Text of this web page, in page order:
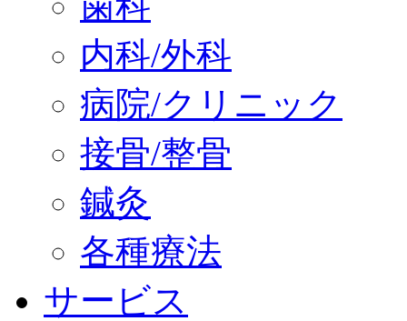
内科/外科
病院/クリニック
接骨/整骨
鍼灸
各種療法
サービス